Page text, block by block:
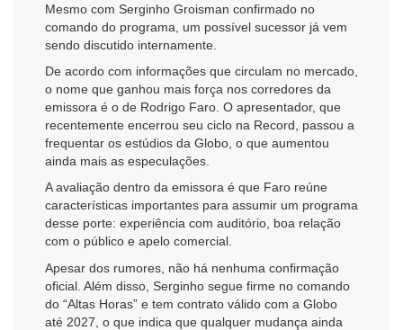
Mesmo com Serginho Groisman confirmado no
comando do programa, um possível sucessor já vem
sendo discutido internamente.
De acordo com informações que circulam no mercado,
o nome que ganhou mais força nos corredores da
emissora é o de Rodrigo Faro . O apresentador, que
recentemente encerrou seu ciclo na Record, passou a
frequentar os estúdios da Globo, o que aumentou
ainda mais as especulações.
A avaliação dentro da emissora é que Faro reúne
características importantes para assumir um programa
desse porte: experiência com auditório, boa relação
com o público e apelo comercial.
Apesar dos rumores, não há nenhuma confirmação
oficial. Além disso, Serginho segue firme no comando
do “Altas Horas” e tem contrato válido com a Globo
até 2027, o que indica que qualquer mudança ainda